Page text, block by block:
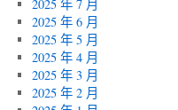
2025 年 7 月
2025 年 6 月
2025 年 5 月
2025 年 4 月
2025 年 3 月
2025 年 2 月